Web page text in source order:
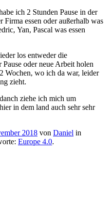
ich 2 Stunden Pause in der
essen oder außerhalb was
Yan, Pascal was essen
los entweder die
oder neue Arbeit holen
Wochen, wo ich da war, leider
zieht.
ziehe ich mich um
in dem land auch sehr sehr
2018 von Daniel in
Europe 4.0.